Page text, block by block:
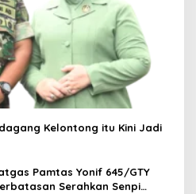
Kelontong itu Kini Jadi
Pamtas Yonif 645/GTY
Serahkan Senpi